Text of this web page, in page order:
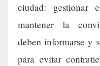
ciudad: gestionar
mantener la
deben informarse y
para evitar